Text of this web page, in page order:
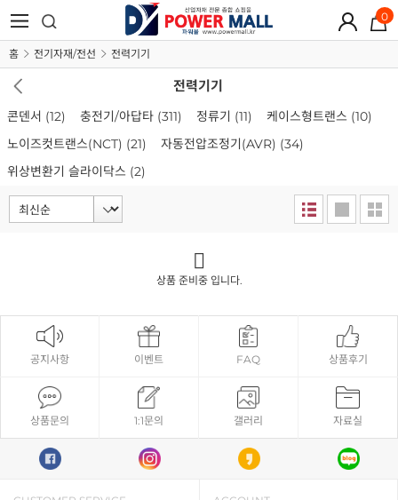
0
홈 전기자재/전선 전력기기
전력기기
콘덴서 (12) 충전기/아답타 (311) 정류기 (11) 케이스형트랜스 (10)
노이즈컷트랜스(NCT) (21) 자동전압조정기(AVR) (34)
위상변환기 슬라이닥스 (2)
상품 준비중 입니다.
공지사항 이벤트 FAQ 상품후기
상품문의 1:1문의 갤러리 자료실